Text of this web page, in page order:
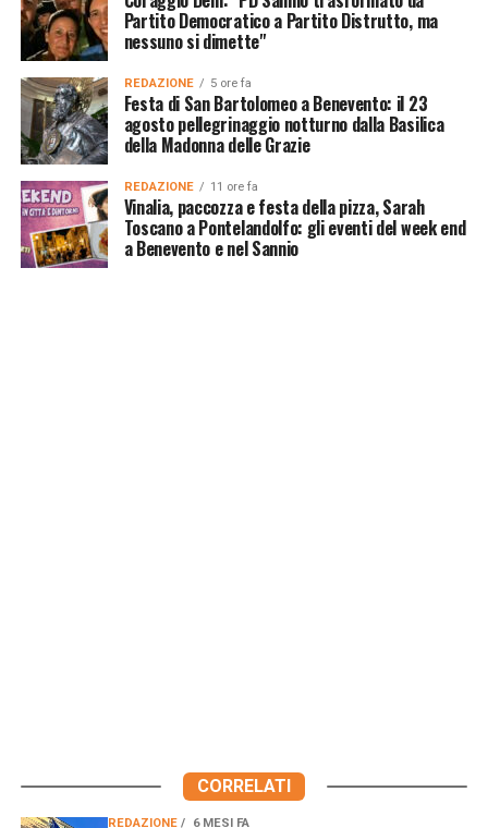
Partito Democratico a Partito Distrutto, ma
nessuno si dimette"
REDAZIONE 5 ore fa
Festa di San Bartolomeo a Benevento: il 23
agosto pellegrinaggio notturno dalla Basilica
della Madonna delle Grazie
REDAZIONE 11 ore fa
Vinalia, paccozza e festa della pizza, Sarah
Toscano a Pontelandolfo: gli eventi del week end
a Benevento e nel Sannio
CORRELATI
REDAZIONE 6 MESI FA